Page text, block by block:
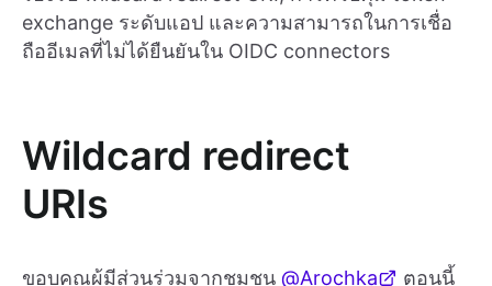
exchange ระดับแอป และความสามารถในการเชื่อ
ถืออีเมลที่ไม่ได้ยืนยันใน OIDC connectors
Wildcard redirect
URIs
ขอบคุณผู้มีส่วนร่วมจากชุมชน @Arochka
ตอนนี้